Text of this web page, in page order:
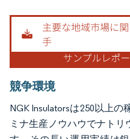
画像 © Mordor Intelligence。再利用
競争環境
NGK Insulatorsは250以上
ミナ生産ノウハウでナトリ